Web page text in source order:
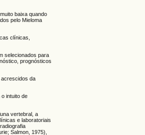
baixa quando
pelo Mieloma
clínicas,
selecionados para
prognósticos
acrescidos da
intuito de
vertebral, a
e laboratoriais
Salmon, 1975),